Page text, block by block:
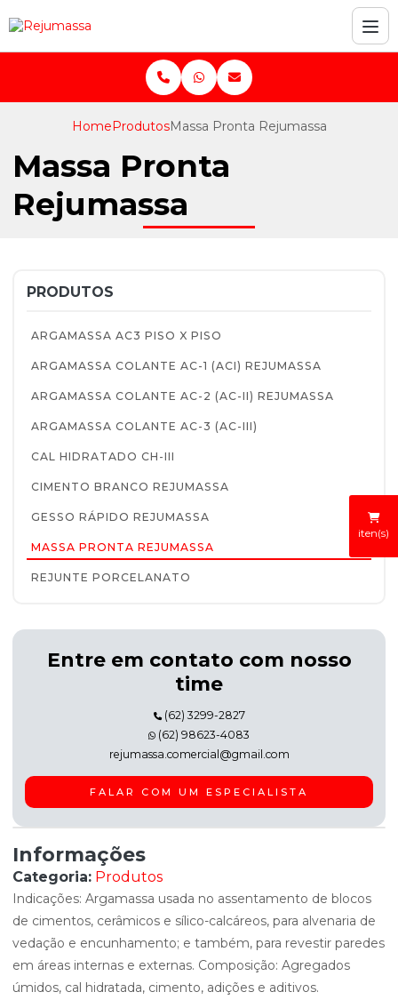
iten(s)
HomeProdutosMassa Pronta Rejumassa
Massa Pronta
Rejumassa
PRODUTOS
ARGAMASSA AC3 PISO X PISO
ARGAMASSA COLANTE AC-1 (ACI) REJUMASSA
ARGAMASSA COLANTE AC-2 (AC-II) REJUMASSA
ARGAMASSA COLANTE AC-3 (AC-III)
CAL HIDRATADO CH-III
CIMENTO BRANCO REJUMASSA
GESSO RÁPIDO REJUMASSA
MASSA PRONTA REJUMASSA
REJUNTE PORCELANATO
Entre em contato com nosso
time
(62) 3299-2827
(62) 98623-4083
rejumassa.comercial@gmail.com
FALAR COM UM ESPECIALISTA
Informações
Categoria: Produtos
Indicações: Argamassa usada no assentamento de blocos
de cimentos, cerâmicos e sílico-calcáreos, para alvenaria de
vedação e encunhamento; e também, para revestir paredes
em áreas internas e externas. Composição: Agregados
úmidos, cal hidratada, cimento, adições e aditivos.